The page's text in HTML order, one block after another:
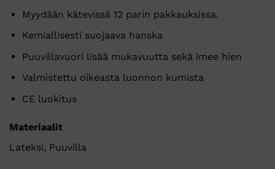
Myydään kätevissä 12 parin pakkauksissa.
Kemiallisesti suojaava hanska
Puuvillavuori lisää mukavuutta sekä imee hien
Valmistettu oikeasta luonnon kumista
CE luokitus
Materiaalit
Lateksi, Puuvilla